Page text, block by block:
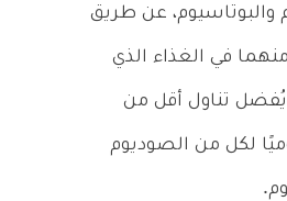
والبوتاسيوم، عن طريق
في الغذاء الذي
تناول أقل من
يوميًا لكل من الصوديوم